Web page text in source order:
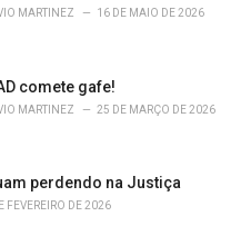
MARTINEZ 16 DE MAIO DE 2026
comete gafe!
MARTINEZ 25 DE MARÇO DE 2026
perdendo na Justiça
FEVEREIRO DE 2026